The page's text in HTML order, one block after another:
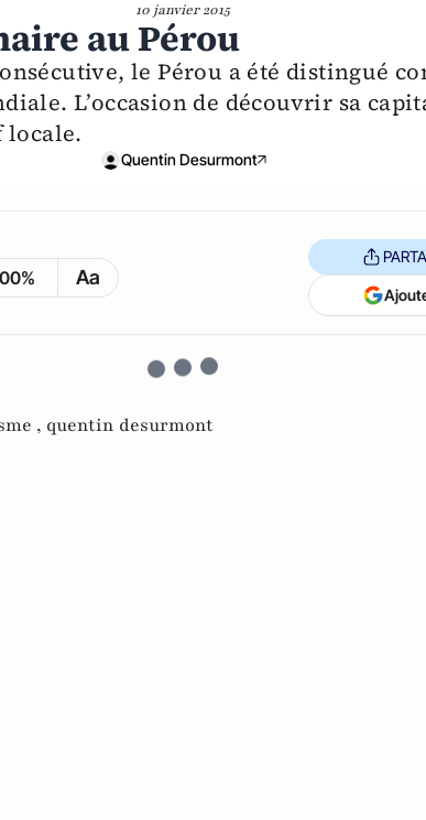
10 janvier 2015
au Pérou
le Pérou a été distingué
L’occasion de découvrir sa
locale.
Quentin Desurmont
Aa
, quentin desurmont